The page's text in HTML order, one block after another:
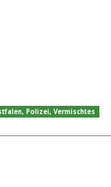
, Polizei, Vermischtes